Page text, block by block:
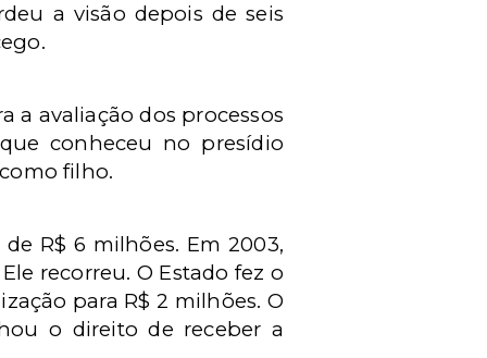
a visão depois de seis
a avaliação dos processos
conheceu no presídio
filho.
R$ 6 milhões. Em 2003,
recorreu. O Estado fez o
para R$ 2 milhões. O
o direito de receber a